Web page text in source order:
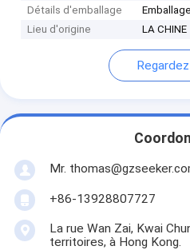
Détails d'emballage
Lieu d'origine
LA CHINE
Mr.
+86-13928807727
La rue Wan Zai, Kwai
territoires, à Hong Kong.